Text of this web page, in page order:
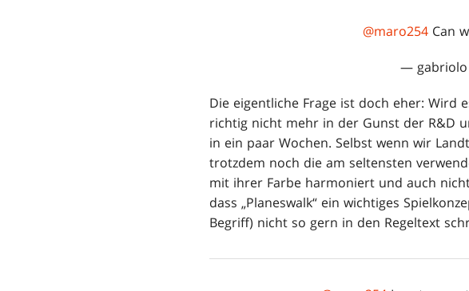
@maro254 Can
— gabriolo
Die eigentliche Frage ist doch eher: Wird
richtig nicht mehr in der Gunst der R&D
in ein paar Wochen. Selbst wenn wir
trotzdem noch die am seltensten
mit ihrer Farbe harmoniert und auch
dass „Planeswalk“ ein wichtiges
Begriff) nicht so gern in den Regeltext